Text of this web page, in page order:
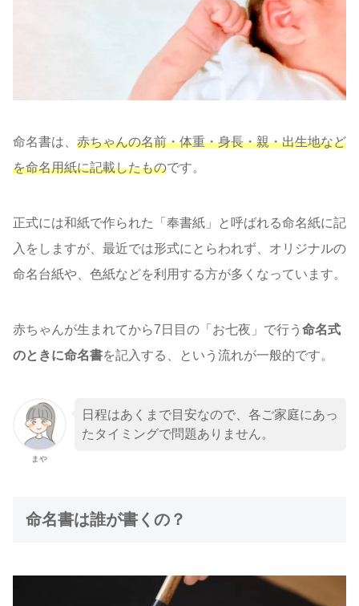
命名書は、 赤ちゃんの名前・体重・身長・親・出生地など
を命名用紙に記載したものです。
正式には和紙で作られた「奉書紙」と呼ばれる命名紙に記
入をしますが、最近では形式にとらわれず、オリジナルの
命名台紙や、色紙などを利用する方が多くなっています。
赤ちゃんが生まれてから7日目の「お七夜」で行う 命名式
のときに命名書を記入する、という流れが一般的です。
まや
日程はあくまで目安なので、各ご家庭にあっ
たタイミングで問題ありません。
命名書は誰が書くの？